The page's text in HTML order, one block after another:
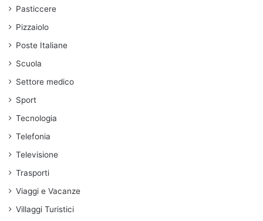
Pasticcere
Pizzaiolo
Poste Italiane
Scuola
Settore medico
Sport
Tecnologia
Telefonia
Televisione
Trasporti
Viaggi e Vacanze
Villaggi Turistici